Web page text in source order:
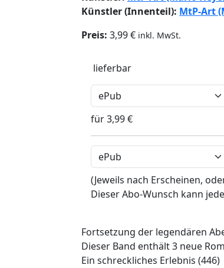
Künstler (Innenteil): MtP-Art
Preis: 3,99 € inkl. MwSt.
lieferbar
für 3,99 €
(Jeweils nach Erscheinen,
Dieser Abo-Wunsch kann
Fortsetzung der legendären
Dieser Band enthält 3 neue
Ein schreckliches Erlebnis (446)